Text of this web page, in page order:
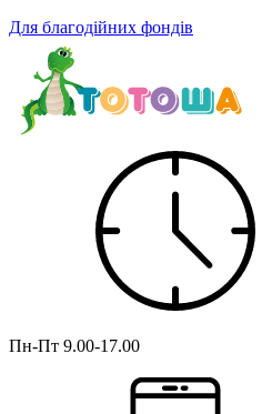
Для благодійних фондів
Пн-Пт 9.00-17.00